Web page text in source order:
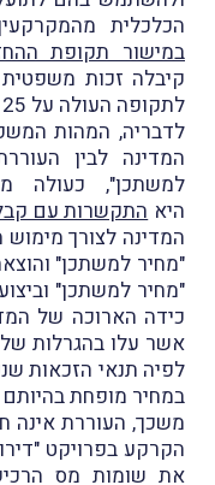
הכלכלית
במישור תקופת
קיבלה זכות
לתקופה העולה על 25 שנים.
לדבריה, המהות
המדינה לבין
למשתכן", כעולה
היא התקשרות עם
המדינה לצורך
"מחיר למשתכן"
"מחיר למשתכן"
כידה הארוכה של
אשר עלו בהגרלות של
לפיה תנאי הזכאות
במחיר מופחת בהיותם
משכך, העוררת אינה
הקרקע בפרויקט
את שומות מס